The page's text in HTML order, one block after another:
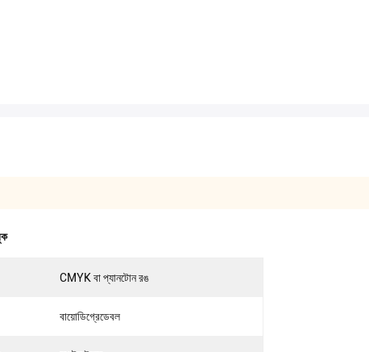
CMYK বা প্যানটোন রঙ
বায়োডিগ্রেডেবল